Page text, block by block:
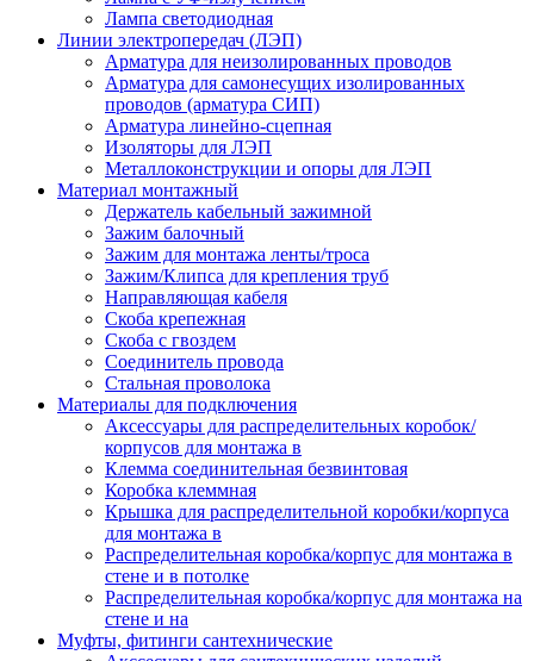
Лампа светодиодная
Линии электропередач (ЛЭП)
Арматура для неизолированных проводов
Арматура для самонесущих изолированных
проводов (арматура СИП)
Арматура линейно-сцепная
Изоляторы для ЛЭП
Металлоконструкции и опоры для ЛЭП
Материал монтажный
Держатель кабельный зажимной
Зажим балочный
Зажим для монтажа ленты/троса
Зажим/Клипса для крепления труб
Направляющая кабеля
Скоба крепежная
Скоба с гвоздем
Соединитель провода
Стальная проволока
Материалы для подключения
Аксессуары для распределительных коробок/
корпусов для монтажа в
Клемма соединительная безвинтовая
Коробка клеммная
Крышка для распределительной коробки/корпуса
для монтажа в
Распределительная коробка/корпус для монтажа в
стене и в потолке
Распределительная коробка/корпус для монтажа на
стене и на
Муфты, фитинги сантехнические